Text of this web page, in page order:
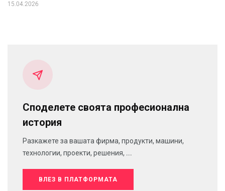
15.04.2026
Споделете своята професионална
история
Разкажете за вашата фирма, продукти, машини,
технологии, проекти, решения, ...
ВЛЕЗ В ПЛАТФОРМАТА